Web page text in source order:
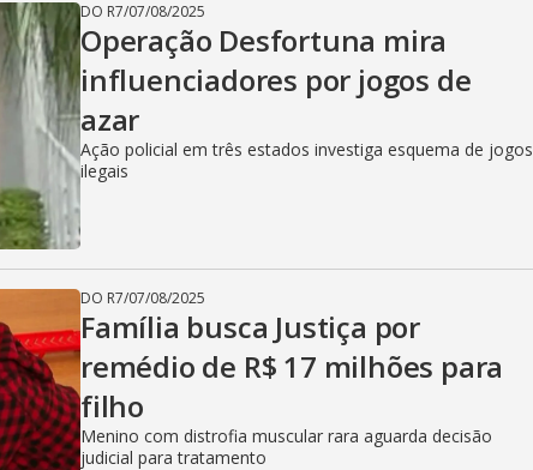
DO R7/07/08/2025
Operação Desfortuna mira
influenciadores por jogos de
azar
Ação policial em três estados investiga esquema de jogos
ilegais
DO R7/07/08/2025
Família busca Justiça por
remédio de R$ 17 milhões para
filho
Menino com distrofia muscular rara aguarda decisão
judicial para tratamento